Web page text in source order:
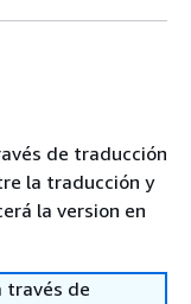
de traducción
la traducción y
la version en
través de